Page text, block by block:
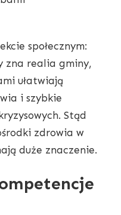
społecznym:
zna realia gminy,
ułatwiają
i szybkie
Stąd
zdrowia w
duże znaczenie.